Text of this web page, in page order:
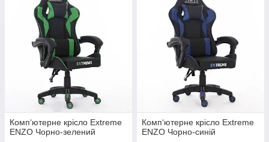
Комп‘ютерне крісло Extreme
ENZO Чорно-зелений
Комп‘ютерне крісло Extreme
ENZO Чорно-синій